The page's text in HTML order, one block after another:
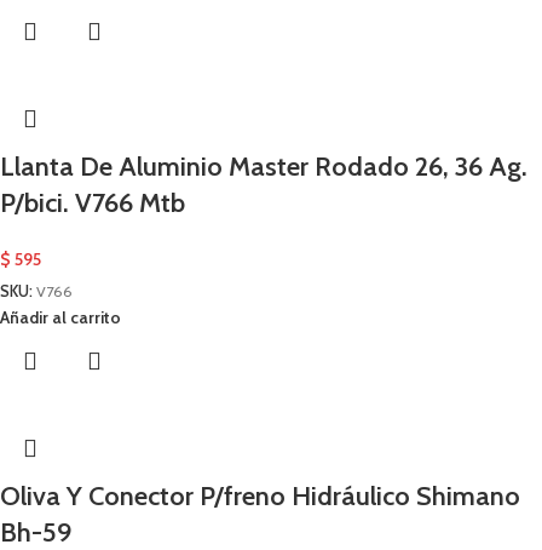
Llanta De Aluminio Master Rodado 26, 36 Ag.
P/bici. V766 Mtb
$ 595
SKU: V766
Añadir al carrito
Oliva Y Conector P/freno Hidráulico Shimano
Bh-59